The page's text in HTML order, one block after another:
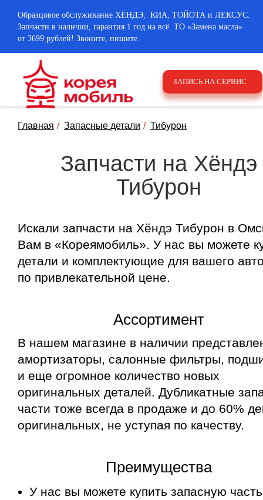
Образцовое обслуживание ХЁНДЭ, КИА, ТОЙОТА и ЛЕКСУС.
Запчасти в наличии, гарантия 1 год на всё. ТО «Замена масла»
от 3699 рублей! Звоните, пишите.
ЗАПИСЬ НА СЕРВИС
Главная Запаcные детали Тибурон
Запчасти на Хёндэ
Тибурон
Искали запчасти на Хёндэ Тибурон в
Вам в «Кореямобиль». У нас вы можете
детали и комплектующие для вашего
по привлекательной цене.
Ассортимент
В нашем магазине в наличии
амортизаторы, салонные фильтры,
и еще огромное количество новых
оригинальных деталей. Дубликатные
части тоже всегда в продаже и до 60%
оригинальных, не уступая по качеству.
Преимущества
У нас вы можете купить запасную